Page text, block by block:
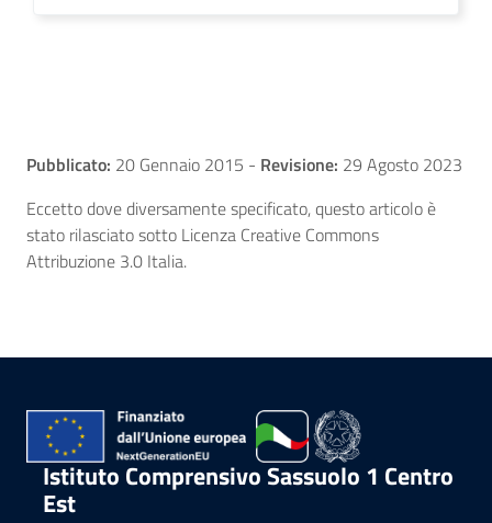
Pubblicato: 20 Gennaio 2015 - Revisione: 29 Agosto 2023
Eccetto dove diversamente specificato, questo articolo è
stato rilasciato sotto Licenza Creative Commons
Attribuzione 3.0 Italia.
Istituto Comprensivo Sassuolo 1 Centro
Est